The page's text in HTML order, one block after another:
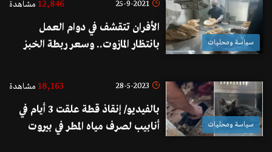
سياسة ومحليات
25-9-2021
12,846 مشاهدة
الأفران تتقشف في دوام العمل
بانتظار المازوت.. وسعر ربطة الخبز
سياسة ومحليات
28-5-2023
18,163 مشاهدة
بالفيديو/ إنقاذ قطة علقت 3 أيام في
أنابيب لصرف مياه المطر في بيروت